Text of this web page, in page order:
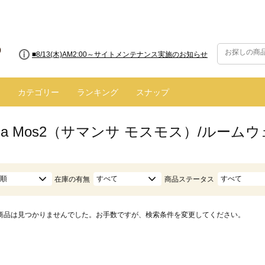
■8/13(木)AM2:00～サイトメンテナンス実施のお知らせ
カテゴリー ランキング スナップ
Mos2（サマンサ モスモス）/ルーム
在庫の有無 すべて 商品ステータス すべて
品は見つかりませんでした。お手数ですが、検索条件を変更してください。